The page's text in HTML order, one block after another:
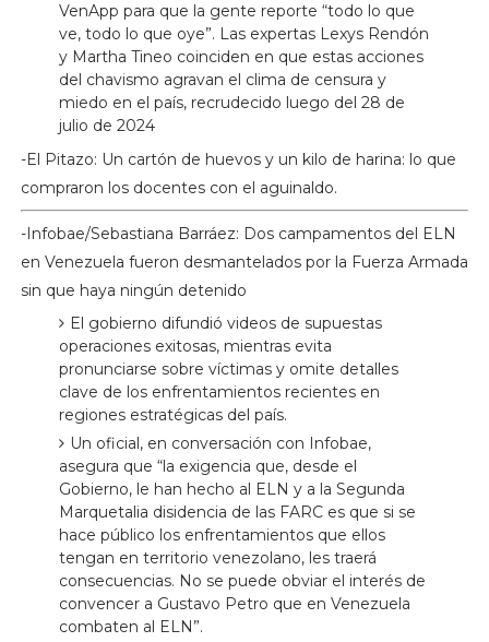
VenApp para que la gente reporte “todo lo que
ve, todo lo que oye”. Las expertas Lexys Rendón
y Martha Tineo coinciden en que estas acciones
del chavismo agravan el clima de censura y
miedo en el país, recrudecido luego del 28 de
julio de 2024
-El Pitazo: Un cartón de huevos y un kilo de harina: lo que
compraron los docentes con el aguinaldo.
-Infobae/Sebastiana Barráez: Dos campamentos del ELN
en Venezuela fueron desmantelados por la Fuerza Armada
sin que haya ningún detenido
El gobierno difundió videos de supuestas
operaciones exitosas, mientras evita
pronunciarse sobre víctimas y omite detalles
clave de los enfrentamientos recientes en
regiones estratégicas del país.
Un oficial, en conversación con Infobae,
asegura que “la exigencia que, desde el
Gobierno, le han hecho al ELN y a la Segunda
Marquetalia disidencia de las FARC es que si se
hace público los enfrentamientos que ellos
tengan en territorio venezolano, les traerá
consecuencias. No se puede obviar el interés de
convencer a Gustavo Petro que en Venezuela
combaten al ELN”.